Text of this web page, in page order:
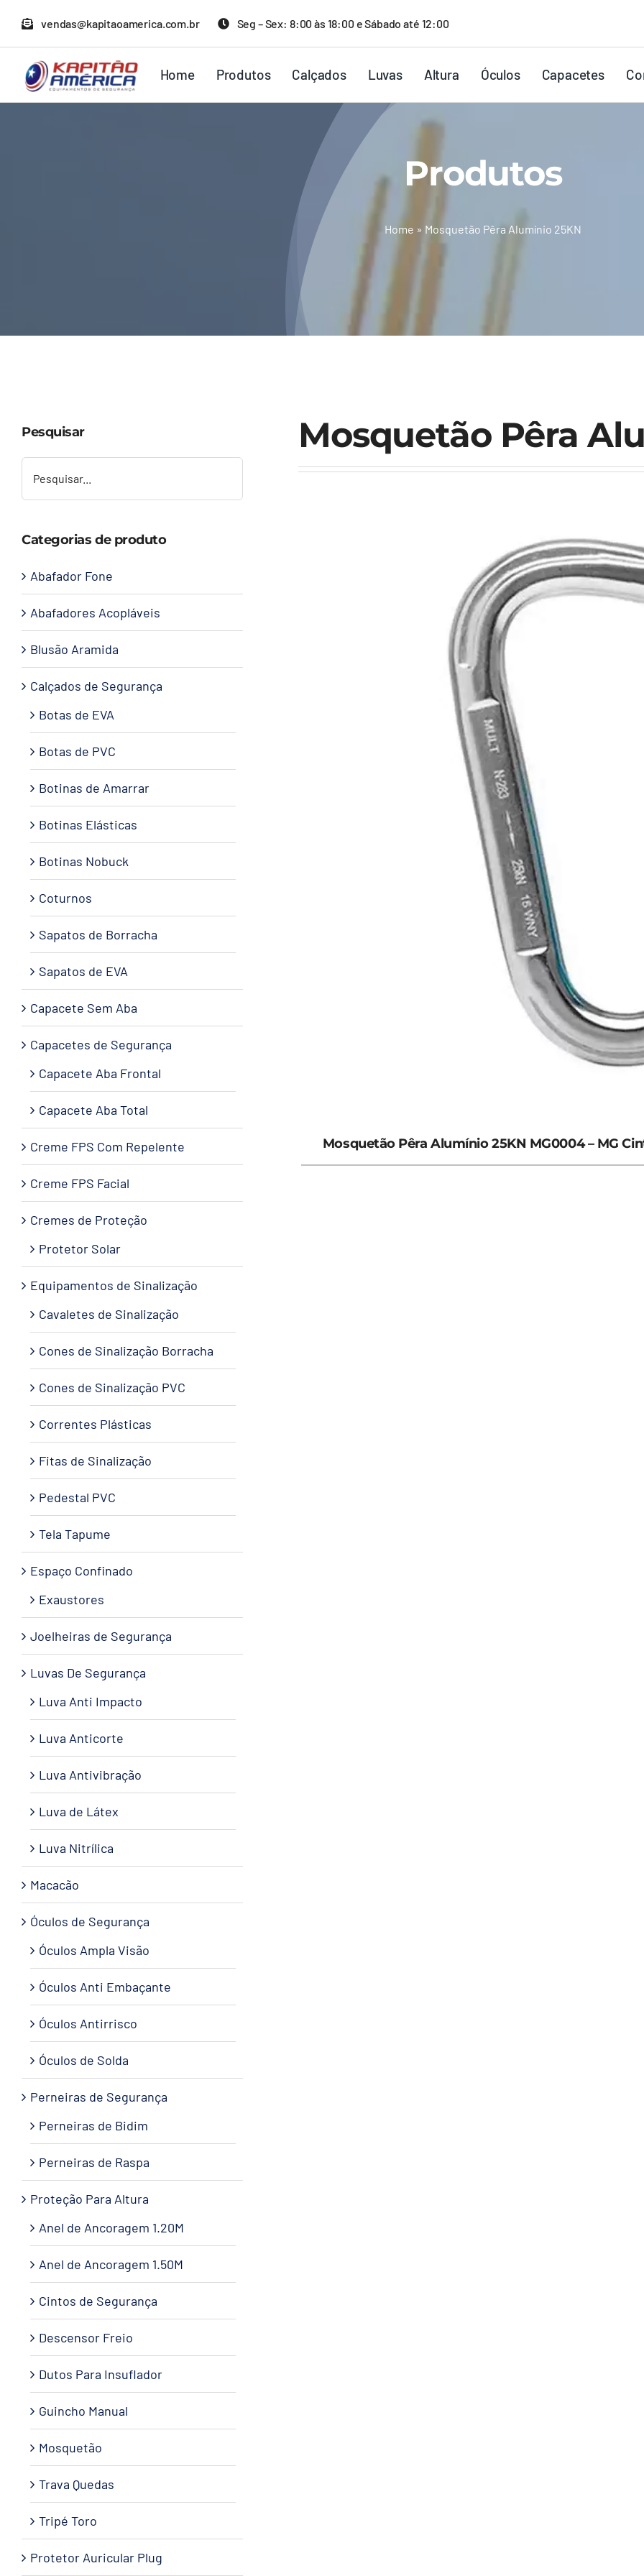
para
conteúdo
vendas@kapitaoamerica.com.br Seg – Sex: 8:00 às 18:00 e Sábado até 12:00
Home Produtos Calçados Luvas Altura Óculos Capacetes
Produtos
Home » Mosquetão Pêra Alumínio 25KN
Mosquetão Pêra
Mosquetão Pêra Alumínio 25KN MG0004 – MG
Pesquisar
Categorias de produto
Abafador Fone
Abafadores Acopláveis
Blusão Aramida
Calçados de Segurança
Botas de EVA
Botas de PVC
Botinas de Amarrar
Botinas Elásticas
Botinas Nobuck
Coturnos
Sapatos de Borracha
Sapatos de EVA
Capacete Sem Aba
Capacetes de Segurança
Capacete Aba Frontal
Capacete Aba Total
Creme FPS Com Repelente
Creme FPS Facial
Cremes de Proteção
Protetor Solar
Equipamentos de Sinalização
Cavaletes de Sinalização
Cones de Sinalização Borracha
Cones de Sinalização PVC
Correntes Plásticas
Fitas de Sinalização
Pedestal PVC
Tela Tapume
Espaço Confinado
Exaustores
Joelheiras de Segurança
Luvas De Segurança
Luva Anti Impacto
Luva Anticorte
Luva Antivibração
Luva de Látex
Luva Nitrílica
Macacão
Óculos de Segurança
Óculos Ampla Visão
Óculos Anti Embaçante
Óculos Antirrisco
Óculos de Solda
Perneiras de Segurança
Perneiras de Bidim
Perneiras de Raspa
Proteção Para Altura
Anel de Ancoragem 1.20M
Anel de Ancoragem 1.50M
Cintos de Segurança
Descensor Freio
Dutos Para Insuflador
Guincho Manual
Mosquetão
Trava Quedas
Tripé Toro
Protetor Auricular Plug